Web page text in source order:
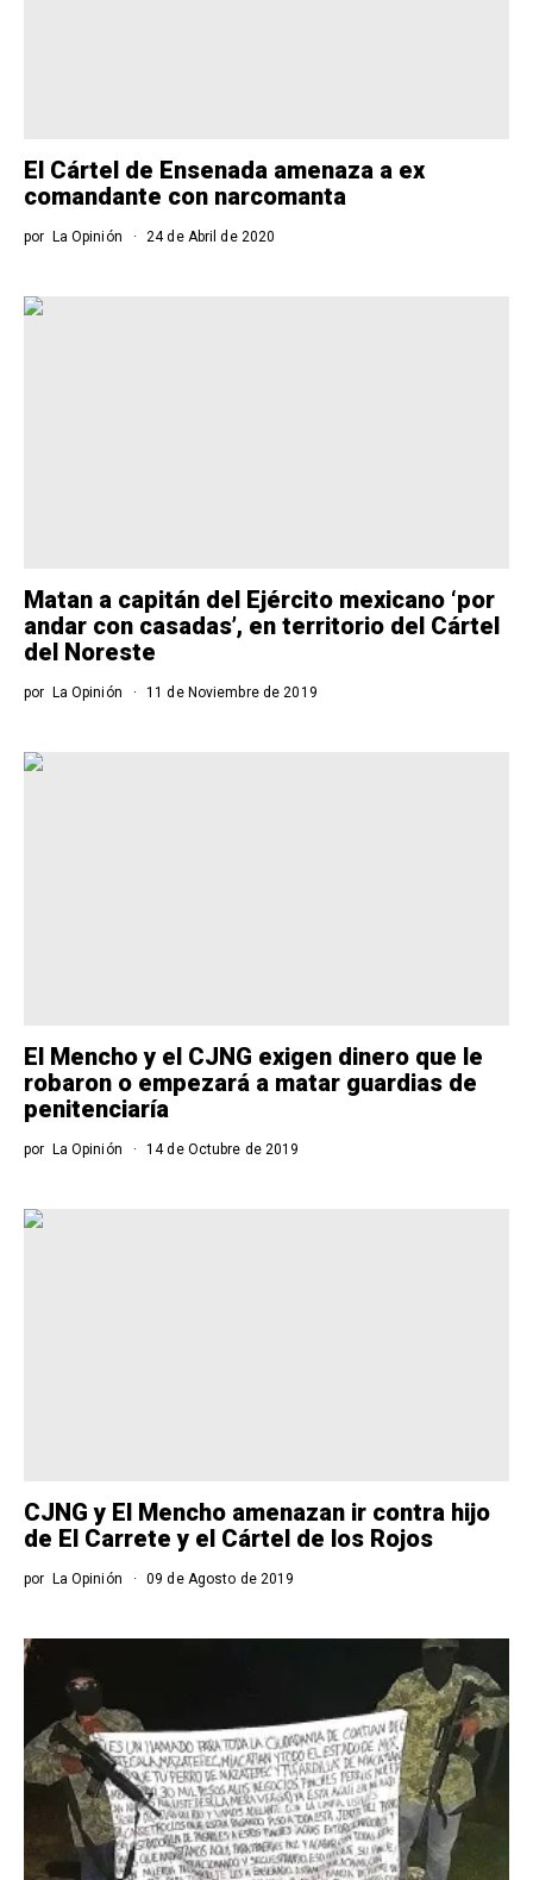
El Cártel de Ensenada amenaza a ex
comandante con narcomanta
por La Opinión 24 de Abril de 2020
Matan a capitán del Ejército mexicano ‘por
andar con casadas’, en territorio del Cártel
del Noreste
por La Opinión 11 de Noviembre de 2019
El Mencho y el CJNG exigen dinero que le
robaron o empezará a matar guardias de
penitenciaría
por La Opinión 14 de Octubre de 2019
CJNG y El Mencho amenazan ir contra hijo
de El Carrete y el Cártel de los Rojos
por La Opinión 09 de Agosto de 2019